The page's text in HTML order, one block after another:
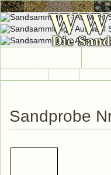
Die
Sandprobe